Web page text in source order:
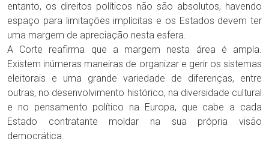
entanto, os direitos políticos não são absolutos, havendo
espaço para limitações implícitas e os Estados devem ter
uma margem de apreciação nesta esfera.
A Corte reafirma que a margem nesta área é ampla.
Existem inúmeras maneiras de organizar e gerir os sistemas
eleitorais e uma grande variedade de diferenças, entre
outras, no desenvolvimento histórico, na diversidade cultural
e no pensamento político na Europa, que cabe a cada
Estado contratante moldar na sua própria visão
democrática.